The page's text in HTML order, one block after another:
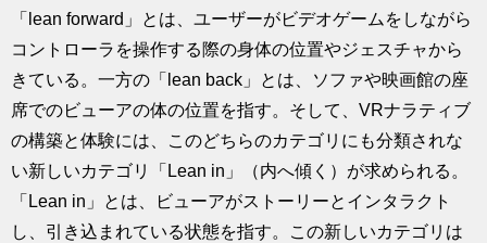
「lean forward」とは、ユーザーがビデオゲームをしながら
コントローラを操作する際の身体の位置やジェスチャから
きている。一方の「lean back」とは、ソファや映画館の座
席でのビューアの体の位置を指す。そして、VRナラティブ
の構築と体験には、このどちらのカテゴリにも分類されな
い新しいカテゴリ「Lean in」（内へ傾く）が求められる。
「Lean in」とは、ビューアがストーリーとインタラクト
し、引き込まれている状態を指す。この新しいカテゴリは